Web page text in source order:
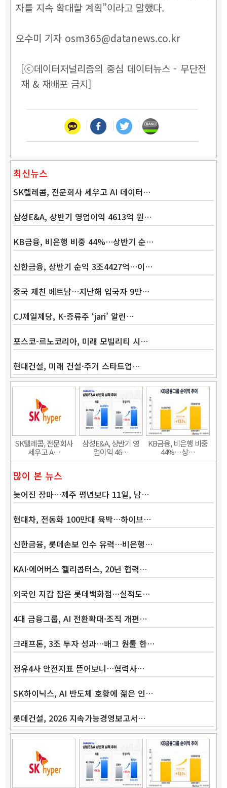
자를 지속 확대할 계획”이라고 말했다.
오수미 기자 osm365@datanews.co.kr
[ⓒ데이터저널리즘의 중심 데이터뉴스 - 무단전
재 & 재배포 금지]
최신뉴스
SK텔레콤, 전문회사 세우고 AI 데이터…
삼성E&A, 상반기 영업이익 4613억 원…
KB금융, 비은행 비중 44%…상반기 순…
신한금융, 상반기 순익 3조4427억…이…
중국 제친 베트남…지난해 입국자 9만…
CJ제일제당, K-증류주 ‘jari’ 알린…
포스코-르노코리아, 미래 모빌리티 시…
현대건설, 미래 건설·주거 스타트업…
SK텔레콤, 전문회사
세우고 A…
삼성E&A, 상반기 영
업이익 46…
KB금융, 비은행 비중
44%…상…
많이 본 뉴스
늦어진 장마…제주 평년보다 11일, 남…
현대차, 전동화 100만대 육박…하이브…
신한금융, 롯데손보 인수 유력…비은행…
KAI·에어버스 헬리콥터스, 20년 협력…
외국인 지갑 잡은 롯데백화점…실적도…
4대 금융그룹, AI 전환확대·조직 개편…
크래프톤, 3조 투자 성과…배그 원툴 한…
정유4사 안전지표 뜯어보니…협력사…
SK하이닉스, AI 반도체 호황에 젊은 인…
롯데건설, 2026 지속가능경영보고서…